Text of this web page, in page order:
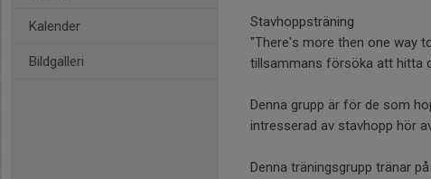
Kalender
Bildgalleri
Stavhoppsträning
"There's more then one way
tillsammans försöka att hitta
Denna grupp är för de som
intresserad av stavhopp hör
Denna träningsgrupp tränar